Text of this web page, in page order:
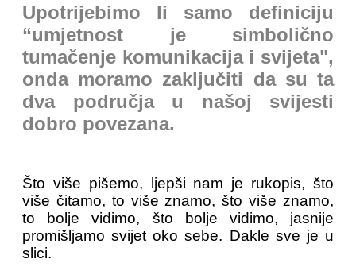
Upotrijebimo li samo definiciju
“umjetnost je simbolično
tumačenje komunikacija i svijeta",
onda moramo zaključiti da su ta
dva područja u našoj svijesti
dobro povezana.
Što više pišemo, ljepši nam je rukopis, što
više čitamo, to više znamo, što više znamo,
to bolje vidimo, što bolje vidimo, jasnije
promišljamo svijet oko sebe. Dakle sve je u
slici.